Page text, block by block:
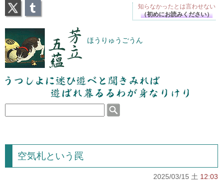
芳立五蘊 ほうりゅうごうん
うつしよに迷ひ遊べと聞きみれば遊ばれ暮るるわが
身なりけり
空気札という罠
2025/03/15 土 12:03
知らなかったとは言わせない
（初めにお読みください）
X Tumblr